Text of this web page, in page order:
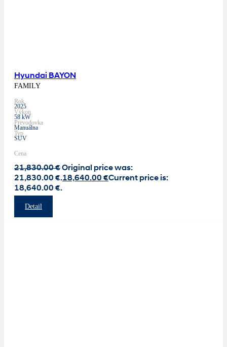
Hyundai BAYON
FAMILY
Rok
2025
Výkon
58 kW
Prevodovka
Manuálna
Typ
SUV
Cena
21,830.00€Original price was:
21,830.00 €.18,640.00 €Current price is:
18,640.00 €.
Detail